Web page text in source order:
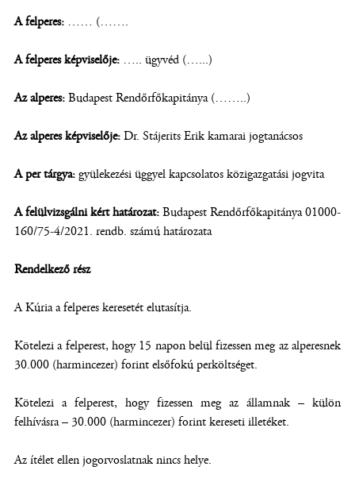
A felperes: …… (…….
A felperes képviselője: ….. ügyvéd (…...)
Az alperes:Budapest Rendőrfőkapitánya (……..)
Az alperes képviselője:Dr. Stájerits Erik kamarai jogtanácsos
A per tárgya:gyülekezési üggyel kapcsolatos közigazgatási jogvita
A felülvizsgálni kért határozat:Budapest Rendőrfőkapitánya 01000-
160/75-4/2021. rendb. számú határozata
Rendelkező rész
A Kúria a felperes keresetét elutasítja.
Kötelezi a felperest, hogy 15 napon belül fizessen meg az alperesnek
30.000 (harmincezer) forint elsőfokú perköltséget.
Kötelezi a felperest, hogy fizessen meg az államnak – külön
felhívásra – 30.000 (harmincezer) forint kereseti illetéket.
Az ítélet ellen jogorvoslatnak nincs helye.